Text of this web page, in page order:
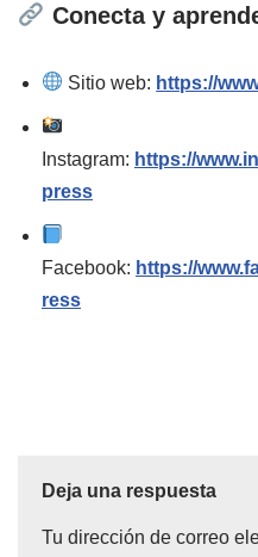
Conecta y
Sitio web: https://
Instagram: https://
press
Facebook: https://
ress
Deja una respuesta
Tu dirección de correo